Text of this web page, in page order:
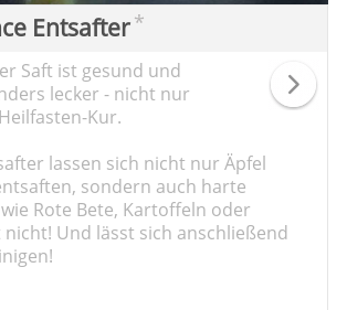
Entsafter*
Saft ist gesund und
lecker - nicht nur
Kur.
lassen sich nicht nur Äpfel
sondern auch harte
Rote Bete, Kartoffeln oder
Und lässt sich anschließend